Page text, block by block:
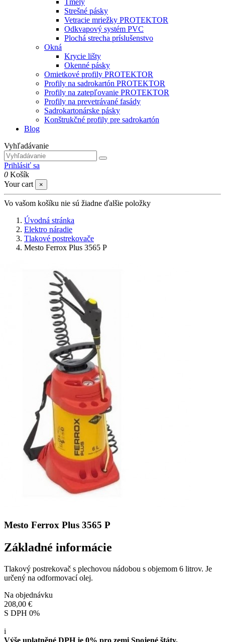
Tmely
Strešné pásky
Vetracie mriežky PROTEKTOR
Odkvapový systém PVC
Plochá strecha príslušenstvo
Okná
Krycie lišty
Okenné pásky
Omietkové profily PROTEKTOR
Profily na sadrokartón PROTEKTOR
Profily na zatepľovanie PROTEKTOR
Profily na prevetrávané fasády
Sadrokartonárske pásky
Konštrukčné profily pre sadrokartón
Blog
Vyhľadávanie
Prihlásiť sa
0 Košík
Your cart
×
Vo vašom košíku nie sú žiadne ďalšie položky
Úvodná stránka
Elektro náradie
Tlakové postrekovače
Mesto Ferrox Plus 3565 P
Mesto Ferrox Plus 3565 P
Základné informácie
Tlakový postrekovač s plechovou nádobou s objemom 6 litrov. Je
určený na odformovací olej.
Na objednávku
208,00 €
S DPH 0%
i
Výše uplatněné DPH je 0% pro zemi Spojené štáty.